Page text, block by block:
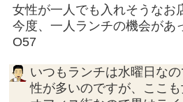
女性が一人でも入れそうなお
今度、一人ランチの機会があ
O57
いつもランチは水曜日な
性が多いのですが、ここも